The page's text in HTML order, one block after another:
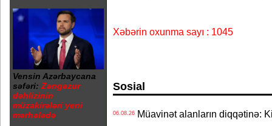
Vensin Azərbaycana
səfəri: Zəngəzur
dəhlizinin
müzakirələri yeni
mərhələdə
Xəbərin oxunma sayı : 1045
Sosial
06.08.26Müavinət alanların diqqətinə: